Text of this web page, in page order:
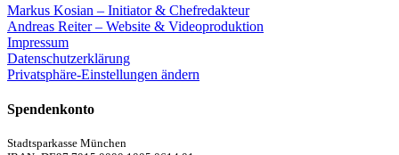
Markus Kosian – Initiator & Chefredakteur
Andreas Reiter – Website & Videoproduktion
Impressum
Datenschutzerklärung
Privatsphäre-Einstellungen ändern
Spendenkonto
Stadtsparkasse München